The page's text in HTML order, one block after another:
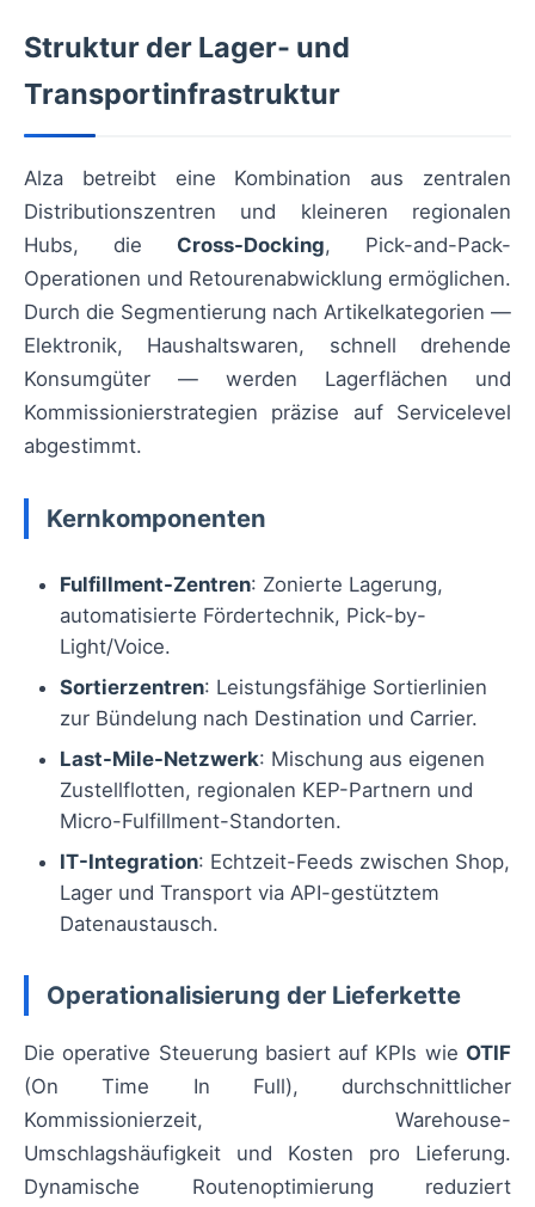
Struktur der Lager- und
Transportinfrastruktur
Alza betreibt eine Kombination aus zentralen
Distributionszentren und kleineren regionalen
Hubs, die Cross-Docking, Pick-and-Pack-
Operationen und Retourenabwicklung ermöglichen.
Durch die Segmentierung nach Artikelkategorien —
Elektronik, Haushaltswaren, schnell drehende
Konsumgüter — werden Lagerflächen und
Kommissionierstrategien präzise auf Servicelevel
abgestimmt.
Kernkomponenten
Fulfillment-Zentren: Zonierte Lagerung,
automatisierte Fördertechnik, Pick-by-
Light/Voice.
Sortierzentren: Leistungsfähige Sortierlinien
zur Bündelung nach Destination und Carrier.
Last-Mile-Netzwerk: Mischung aus eigenen
Zustellflotten, regionalen KEP-Partnern und
Micro-Fulfillment-Standorten.
IT-Integration: Echtzeit-Feeds zwischen Shop,
Lager und Transport via API-gestütztem
Datenaustausch.
Operationalisierung der Lieferkette
Die operative Steuerung basiert auf KPIs wie OTIF
(On Time In Full), durchschnittlicher
Kommissionierzeit, Warehouse-
Umschlagshäufigkeit und Kosten pro Lieferung.
Dynamische Routenoptimierung reduziert